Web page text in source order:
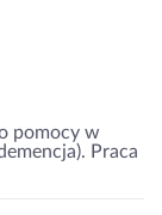
pomocy w
Praca